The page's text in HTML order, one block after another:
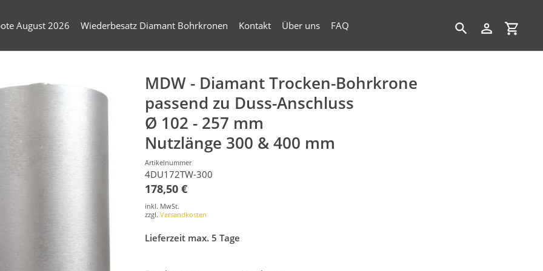
August 2026 Wiederbesatz Diamant Bohrkronen Kontakt Über uns FAQ
SuchenEinloggen
MDW - Diamant Trocken-Bohrkrone
passend zu Duss-Anschluss
Ø 102 - 257 mm
Nutzlänge 300 & 400 mm
Artikelnummer
4DU172TW-300
178,50 €
inkl. MwSt.
zzgl. Versandkosten
Lieferzeit max. 5 Tage